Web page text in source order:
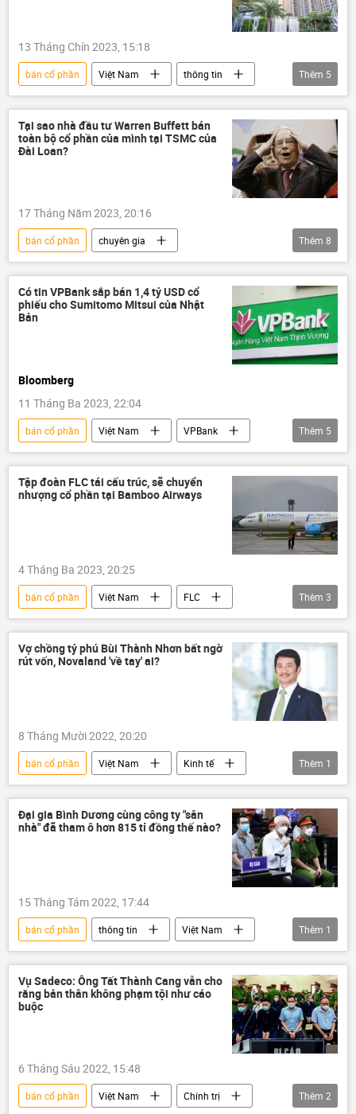
13 Tháng Chín 2023, 15:18
bán cổ phần Việt Nam
thông tin
tài sản
Tham ô tài sản
thất thoát
Сuộc chiến chống tham nhũng ở Việt Nam
cổ phần hóa doanh nghiệp
Thêm 5
Tại sao nhà đầu tư Warren Buffett bán
toàn bộ cổ phần của mình tại TSMC của
Đài Loan?
17 Tháng Năm 2023, 20:16
bán cổ phần
chuyên gia
Quan điểm-Ý kiến
công ty
Hoa Kỳ
Thế giới
Kinh tế
chip điện tử
Đài Loan
Trung Quốc
Thêm 8
Có tin VPBank sắp bán 1,4 tỷ USD cổ
phiếu cho Sumitomo Mitsui của Nhật
Bản
Bloomberg
11 Tháng Ba 2023, 22:04
bán cổ phần Việt Nam
VPBank
ngân hàng
Nhật Bản
Kinh tế
Thế giới
Báo chí thế giới
Thêm 5
Tập đoàn FLC tái cấu trúc, sẽ chuyển
nhượng cổ phần tại Bamboo Airways
4 Tháng Ba 2023, 20:25
bán cổ phần Việt Nam
FLC
Bamboo Airways
công ty
Cục Hàng không Việt Nam
Thêm 3
Vợ chồng tỷ phú Bùi Thành Nhơn bất ngờ
rút vốn, Novaland 'về tay' ai?
8 Tháng Mười 2022, 20:20
bán cổ phần Việt Nam
Kinh tế
Bùi Thành Nhơn
Thêm 1
Đại gia Bình Dương cùng công ty "sân
nhà" đã tham ô hơn 815 tỉ đồng thế nào?
15 Tháng Tám 2022, 17:44
bán cổ phần thông tin
Việt Nam
Сuộc chiến chống tham nhũng ở Việt Nam
Thêm 1
Vụ Sadeco: Ông Tất Thành Cang vẫn cho
rằng bản thân không phạm tội như cáo
buộc
6 Tháng Sáu 2022, 15:48
bán cổ phần Việt Nam
Chính trị
Thêm 2